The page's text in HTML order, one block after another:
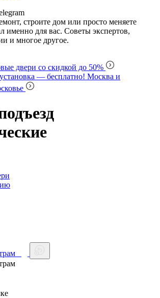
строите дом или просто меняете
именно для вас. Советы экспертов,
и многое другое.
двери со скидкой до 50%
— бесплатно! Москва и